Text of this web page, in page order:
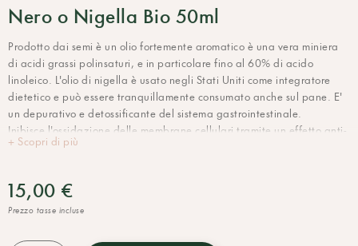
Nero o Nigella Bio 50ml
Prodotto dai semi è un olio fortemente aromatico è una vera miniera
di acidi grassi polinsaturi, e in particolare fino al 60% di acido
linoleico. L'olio di nigella è usato negli Stati Uniti come integratore
dietetico e può essere tranquillamente consumato anche sul pane. E'
un depurativo e detossificante del sistema gastrointestinale.
Inibisce l'ossidazione delle membrane cellulari tramite un effetto anti-
radicali liberi e ostacola la formazione di molecole infiammatorie.
infiammatori provocati dallo stress, dall'inquinamento, dalle malattie
o dall'invecchiamento. Raccomandato per le pelli secche, sensibili o
irritate e in caso di problemi cutanei quali acne, eczema, psoriasi,
+ Scopri di più
15,00 €
Prezzo tasse incluse